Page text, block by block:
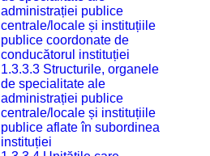
administrației publice
centrale/locale și instituțiile
publice coordonate de
conducătorul instituției
1.3.3.3 Structurile, organele
de specialitate ale
administrației publice
centrale/locale și instituțiile
publice aflate în subordinea
instituției